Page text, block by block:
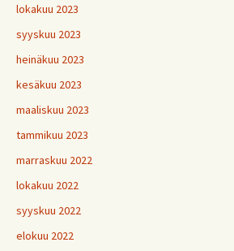
lokakuu 2023
syyskuu 2023
heinäkuu 2023
kesäkuu 2023
maaliskuu 2023
tammikuu 2023
marraskuu 2022
lokakuu 2022
syyskuu 2022
elokuu 2022